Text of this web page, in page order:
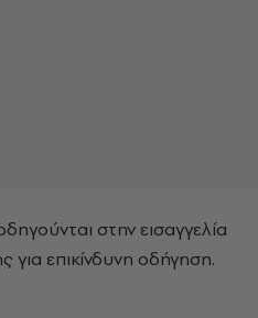
στην εισαγγελία
επικίνδυνη οδήγηση.